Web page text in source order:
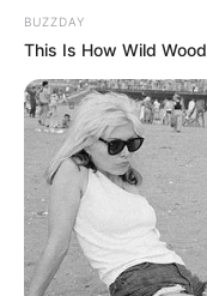
BUZZDAY
This Is How Wild